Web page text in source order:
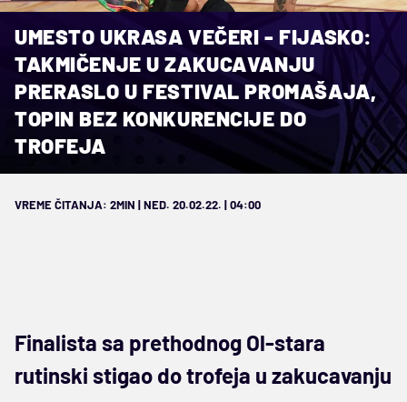
UMESTO UKRASA VEČERI - FIJASKO:
TAKMIČENJE U ZAKUCAVANJU
PRERASLO U FESTIVAL PROMAŠAJA,
TOPIN BEZ KONKURENCIJE DO
TROFEJA
VREME ČITANJA: 2MIN | NED. 20.02.22. | 04:00
Finalista sa prethodnog Ol-stara
rutinski stigao do trofeja u zakucavanju